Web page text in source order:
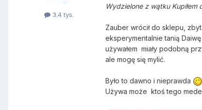
3.4 tys.
Wydzielone z wątku Kupiłem
Zauber wrócił do sklepu,
eksperymentalnie tanią
używałem miały podobną
ale mogę się mylić.
Było to dawno i nieprawda
Używa może ktoś tego